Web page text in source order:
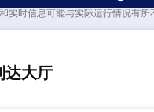
实时信息可能与实际运行情况有所
达大厅